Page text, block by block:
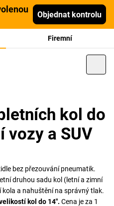
Objednat kontrolu
Firemní
kol do
vozy a SUV
bez přezouvání pneumatik.
druhou sadu kol (letní a zimní
a nahuštění na správný tlak.
kol do 14". Cena je za 1